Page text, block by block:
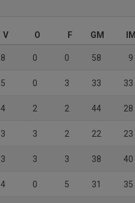
V O F GM IM
8 0 0 58 9
5 0 3 33 33
4 2 2 44 28
3 3 2 22 23
3 3 3 38 40
4 0 5 31 35